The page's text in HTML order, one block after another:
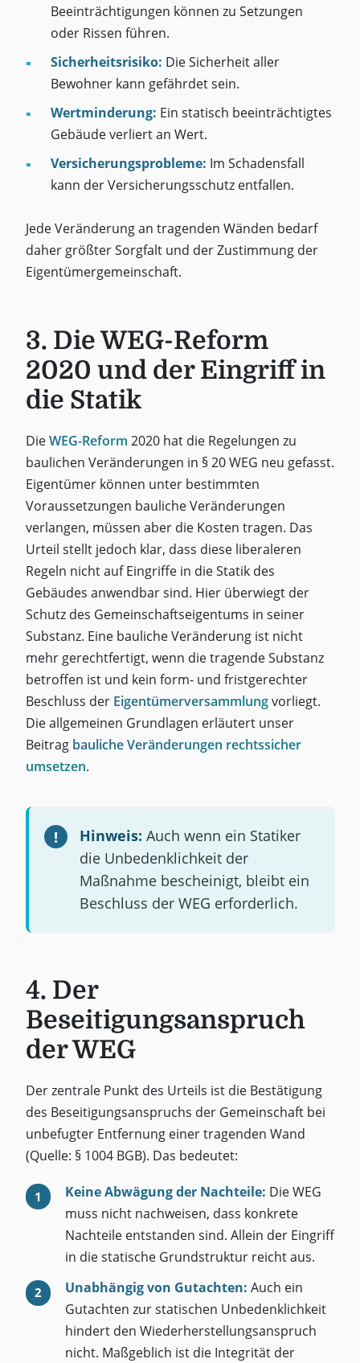
Beeinträchtigungen können zu Setzungen
oder Rissen führen.
Sicherheitsrisiko: Die Sicherheit aller
Bewohner kann gefährdet sein.
Wertminderung: Ein statisch beeinträchtigtes
Gebäude verliert an Wert.
Versicherungsprobleme: Im Schadensfall
kann der Versicherungsschutz entfallen.
Jede Veränderung an tragenden Wänden bedarf
daher größter Sorgfalt und der Zustimmung der
Eigentümergemeinschaft.
3. Die WEG-Reform
2020 und der Eingriff in
die Statik
DieWEG-Reform 2020 hat die Regelungen zu
baulichen Veränderungen in § 20 WEG neu gefasst.
Eigentümer können unter bestimmten
Voraussetzungen bauliche Veränderungen
verlangen, müssen aber die Kosten tragen. Das
Urteil stellt jedoch klar, dass diese liberaleren
Regeln nicht auf Eingriffe in die Statik des
Gebäudes anwendbar sind. Hier überwiegt der
Schutz des Gemeinschaftseigentums in seiner
Substanz. Eine bauliche Veränderung ist nicht
mehr gerechtfertigt, wenn die tragende Substanz
betroffen ist und kein form- und fristgerechter
Beschluss der Eigentümerversammlungvorliegt.
Die allgemeinen Grundlagen erläutert unser
Beitrag bauliche Veränderungen rechtssicher
umsetzen.
Hinweis: Auch wenn ein Statiker
die Unbedenklichkeit der
Maßnahme bescheinigt, bleibt ein
Beschluss der WEG erforderlich.
4. Der
Beseitigungsanspruch
der WEG
Der zentrale Punkt des Urteils ist die Bestätigung
des Beseitigungsanspruchs der Gemeinschaft bei
unbefugter Entfernung einer tragenden Wand
(Quelle: § 1004 BGB). Das bedeutet:
Keine Abwägung der Nachteile: Die WEG
muss nicht nachweisen, dass konkrete
Nachteile entstanden sind. Allein der Eingriff
in die statische Grundstruktur reicht aus.
Unabhängig von Gutachten: Auch ein
Gutachten zur statischen Unbedenklichkeit
hindert den Wiederherstellungsanspruch
nicht. Maßgeblich ist die Integrität der